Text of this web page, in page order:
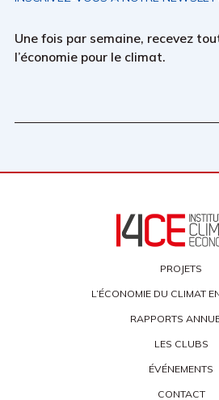
Une fois par semaine, recevez
l’économie pour le climat.
PROJETS
L’ÉCONOMIE DU CLIMAT
RAPPORTS
LES CLUBS
ÉVÉNEMENTS
CONTACT